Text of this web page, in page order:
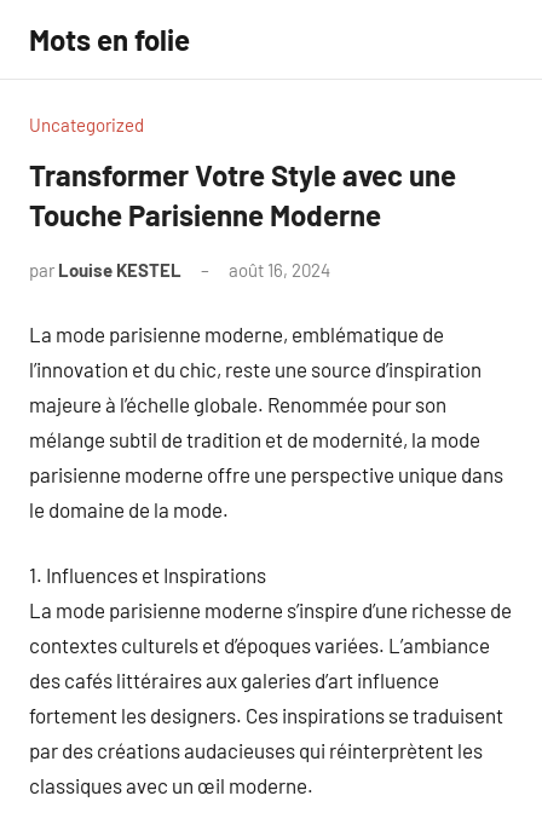
contenu
Mots en folie
Uncategorized
Transformer Votre Style avec une
Touche Parisienne Moderne
par Louise KESTEL août 16, 2024
La mode parisienne moderne, emblématique de
l’innovation et du chic, reste une source d’inspiration
majeure à l’échelle globale. Renommée pour son
mélange subtil de tradition et de modernité, la mode
parisienne moderne offre une perspective unique dans
le domaine de la mode.
1. Influences et Inspirations
La mode parisienne moderne s’inspire d’une richesse de
contextes culturels et d’époques variées. L’ambiance
des cafés littéraires aux galeries d’art influence
fortement les designers. Ces inspirations se traduisent
par des créations audacieuses qui réinterprètent les
classiques avec un œil moderne.